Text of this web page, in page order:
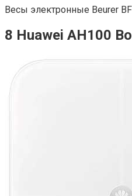
Весы электронные Beurer
8 Huawei AH100